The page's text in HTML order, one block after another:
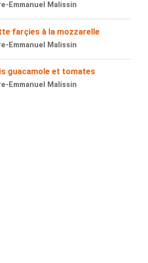
Emmanuel Malissin
farçies à la mozzarelle
Emmanuel Malissin
guacamole et tomates
Emmanuel Malissin